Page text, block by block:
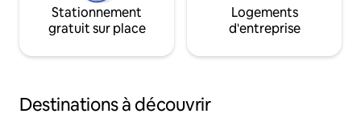
Stationnement
gratuit sur place
Logements
d'entreprise
Destinations à découvrir